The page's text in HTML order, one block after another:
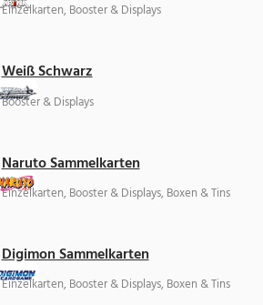
Einzelkarten, Booster & Displays
Weiß Schwarz
Booster & Displays
Naruto Sammelkarten
Einzelkarten, Booster & Displays, Boxen & Tins
Digimon Sammelkarten
Einzelkarten, Booster & Displays, Boxen & Tins